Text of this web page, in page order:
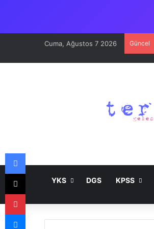
Cuma, Ağustos 7 2026 Güncel
YKS DGS KPSS